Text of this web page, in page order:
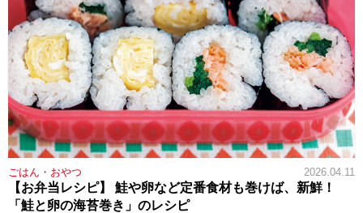
ごはん・おやつ 2026.04.11
【お弁当レシピ】 鮭や卵など定番食材も巻けば、新鮮！
「鮭と卵の海苔巻き」のレシピ